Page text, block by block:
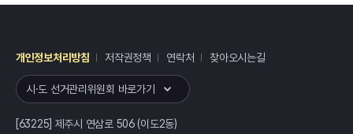
개인정보처리방침 저작권정책 연락처 찾아오시는길
시·도 선거관리위원회 바로가기
[63225] 제주시 연삼로 506 (이도2동)